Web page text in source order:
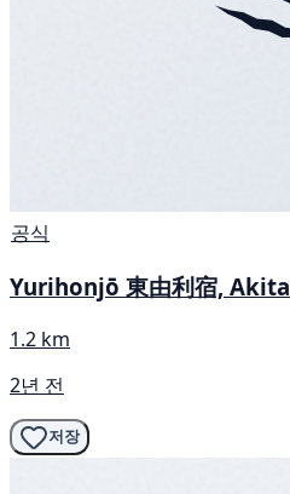
공식
Yurihonjō 東由利宿, Akita
1.2 km
2년 전
저장